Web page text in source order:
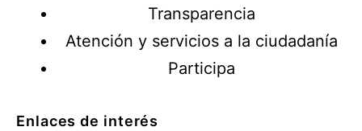
Transparencia
Atención y servicios a la ciudadanía
Participa
Enlaces de interés